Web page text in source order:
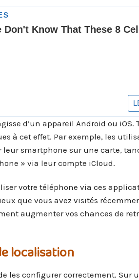
d’un appareil Android ou iOS.
à cet effet. Par exemple, les
smartphone sur une carte,
» via leur compte iCloud.
votre téléphone via ces
que vous avez visités
augmenter vos chances de
localisation
les configurer correctement. Sur